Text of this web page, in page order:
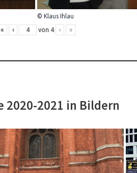
© Klaus Ihlau
« ‹ von 4 › »
2020-2021 in Bildern